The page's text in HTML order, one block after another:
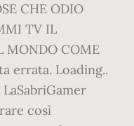
CHE ODIO
TV IL
MONDO COME
errata. Loading..
così